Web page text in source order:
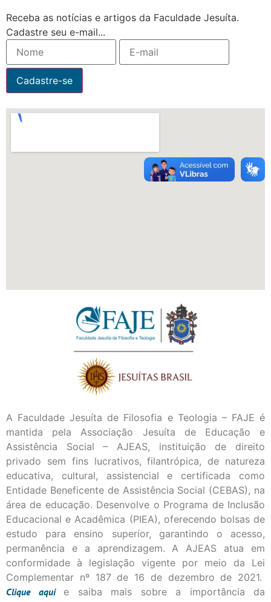
Receba as notícias e artigos da Faculdade Jesuíta.
Cadastre seu e-mail...
A Faculdade Jesuíta de Filosofia e Teologia – FAJE é
mantida pela Associação Jesuíta de Educação e
Assistência Social – AJEAS, instituição de direito
privado sem fins lucrativos, filantrópica, de natureza
educativa, cultural, assistencial e certificada como
Entidade Beneficente de Assistência Social (CEBAS), na
área de educação. Desenvolve o Programa de Inclusão
Educacional e Acadêmica (PIEA), oferecendo bolsas de
estudo para ensino superior, garantindo o acesso,
permanência e a aprendizagem. A AJEAS atua em
conformidade à legislação vigente por meio da Lei
Complementar nº 187 de 16 de dezembro de 2021.
Cliqueaqui
e saiba mais sobre a importância da